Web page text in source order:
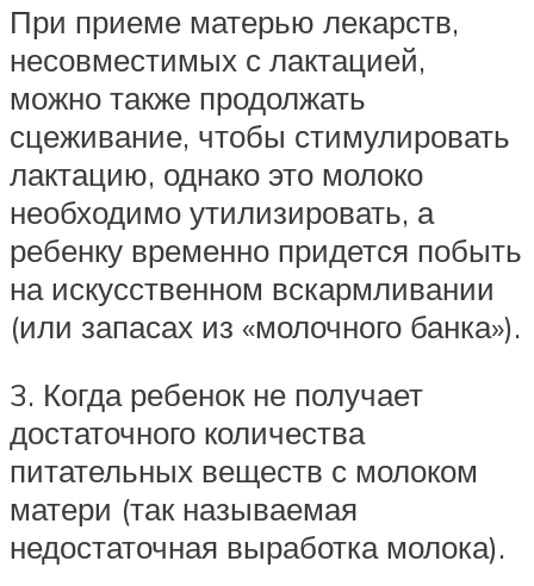
При приеме матерью лекарств,
несовместимых с лактацией,
можно также продолжать
сцеживание, чтобы стимулировать
лактацию, однако это молоко
необходимо утилизировать, а
ребенку временно придется побыть
на искусственном вскармливании
(или запасах из «молочного банка»).
3. Когда ребенок не получает
достаточного количества
питательных веществ с молоком
матери (так называемая
недостаточная выработка молока).